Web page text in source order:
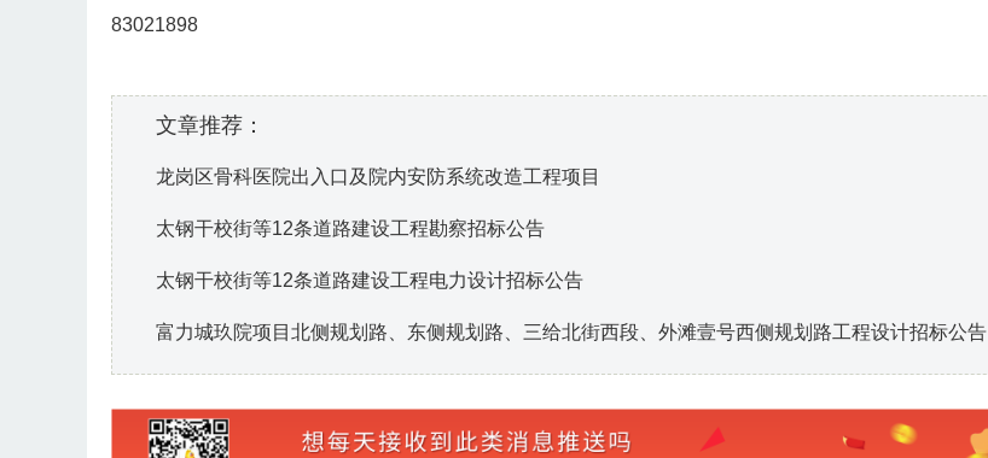
83021898
文章推荐：
龙岗区骨科医院出入口及院内安防系统改造工程项目
太钢干校街等12条道路建设工程勘察招标公告
太钢干校街等12条道路建设工程电力设计招标公告
富力城玖院项目北侧规划路、东侧规划路、三给北街西段、外滩壹号西侧规划路工程设计招标公告